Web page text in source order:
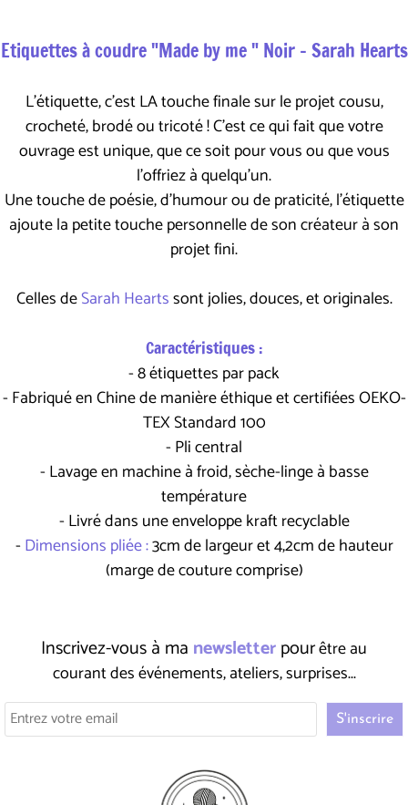
Etiquettes à coudre "Made by me " Noir - Sarah Hearts
L'étiquette, c'est LA touche finale sur le projet cousu,
crocheté, brodé ou tricoté ! C'est ce qui fait que votre
ouvrage est unique, que ce soit pour vous ou que vous
l'offriez à quelqu'un.
Une touche de poésie, d'humour ou de praticité, l'étiquette
ajoute la petite touche personnelle de son créateur à son
projet fini.
Celles deSarah Heartssont jolies, douces, et originales.
Caractéristiques :
- 8 étiquettes par pack
- Fabriqué en Chine de manière éthique et certifiées OEKO-
TEX Standard 100
- Pli central
- Lavage en machine à froid, sèche-linge à basse
température
- Livré dans une enveloppe kraft recyclable
-Dimensions pliée :3cm de largeur et 4,2cm de hauteur
(marge de couture comprise)
Inscrivez-vous à ma newsletterpourêtre au
courant des événements, ateliers, surprises...